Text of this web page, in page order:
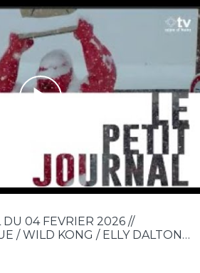
04 FEVRIER 2026 //
KONG / ELLY DALTON